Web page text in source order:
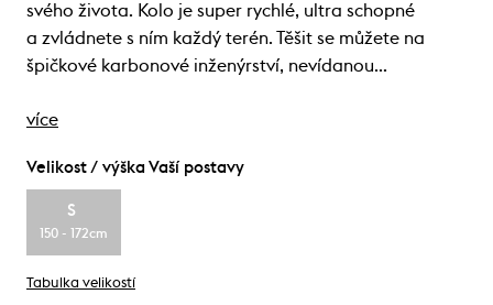
svého života. Kolo je super rychlé, ultra schopné
a zvládnete s ním každý terén. Těšit se můžete na
špičkové karbonové inženýrství, nevídanou…
více
Velikost / výška Vaší postavy
S
150 - 172cm
Tabulka velikostí